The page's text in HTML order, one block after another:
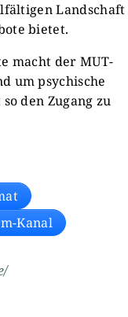
Landschaft
bietet.
macht der MUT-
um psychische
den Zugang zu
Kanal